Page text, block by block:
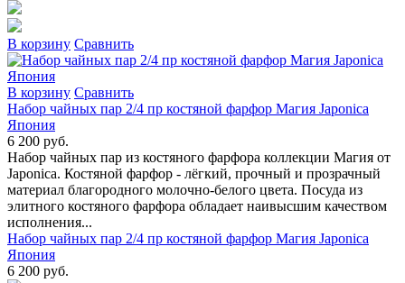
В коpзину Сpавнить
В коpзину Сpавнить
Набор чайных пар 2/4 пр костяной фарфор Магия Japonica
Япония
6 200 руб.
Набор чайных пар из костяного фарфора коллекции Магия от
Japonica. Костяной фарфор - лёгкий, прочный и прозрачный
материал благородного молочно-белого цвета. Посуда из
элитного костяного фарфора обладает наивысшим качеством
исполнения...
Набор чайных пар 2/4 пр костяной фарфор Магия Japonica
Япония
6 200 руб.